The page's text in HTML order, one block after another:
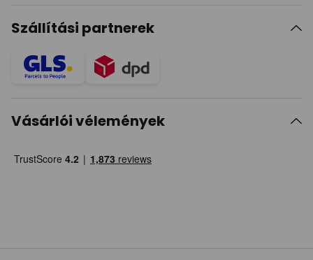
Szállítási partnerek
Vásárlói vélemények